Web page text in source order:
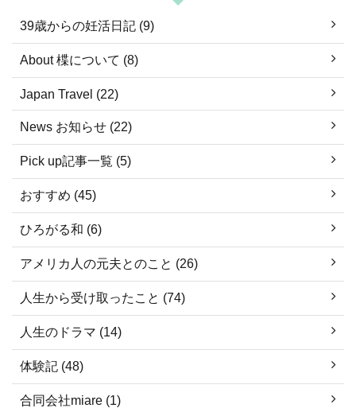
39歳からの妊活日記 (9)
About 楪について (8)
Japan Travel (22)
News お知らせ (22)
Pick up記事一覧 (5)
おすすめ (45)
ひろがる和 (6)
アメリカ人の元夫とのこと (26)
人生から受け取ったこと (74)
人生のドラマ (14)
体験記 (48)
合同会社miare (1)